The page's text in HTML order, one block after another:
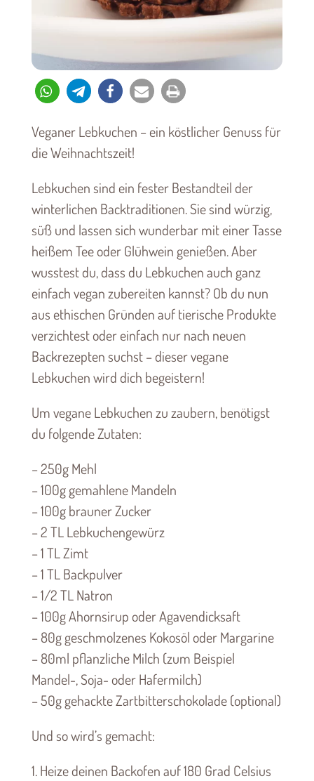
Veganer Lebkuchen – ein köstlicher Genuss für
die Weihnachtszeit!
Lebkuchen sind ein fester Bestandteil der
winterlichen Backtraditionen. Sie sind würzig,
süß und lassen sich wunderbar mit einer Tasse
heißem Tee oder Glühwein genießen. Aber
wusstest du, dass du Lebkuchen auch ganz
einfach vegan zubereiten kannst? Ob du nun
aus ethischen Gründen auf tierische Produkte
verzichtest oder einfach nur nach neuen
Backrezepten suchst – dieser vegane
Lebkuchen wird dich begeistern!
Um vegane Lebkuchen zu zaubern, benötigst
du folgende Zutaten:
– 250g Mehl
– 100g gemahlene Mandeln
– 100g brauner Zucker
– 2 TL Lebkuchengewürz
– 1 TL Zimt
– 1 TL Backpulver
– 1/2 TL Natron
– 100g Ahornsirup oder Agavendicksaft
– 80g geschmolzenes Kokosöl oder Margarine
– 80ml pflanzliche Milch (zum Beispiel
Mandel-, Soja- oder Hafermilch)
– 50g gehackte Zartbitterschokolade (optional)
Und so wird’s gemacht:
1. Heize deinen Backofen auf 180 Grad Celsius